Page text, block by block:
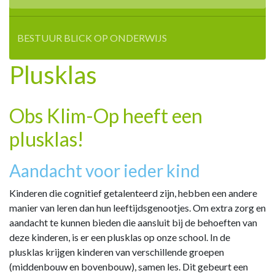
BESTUUR BLICK OP ONDERWIJS
Plusklas
Obs Klim-Op heeft een
plusklas!
Aandacht voor ieder kind
Kinderen die cognitief getalenteerd zijn, hebben een andere
manier van leren dan hun leeftijdsgenootjes. Om extra zorg en
aandacht te kunnen bieden die aansluit bij de behoeften van
deze kinderen, is er een plusklas op onze school. In de
plusklas krijgen kinderen van verschillende groepen
(middenbouw en bovenbouw), samen les. Dit gebeurt een